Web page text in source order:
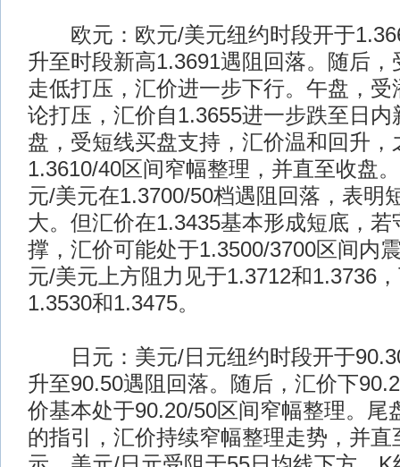
欧元：欧元/美元纽约时段开于
升至时段新高1.3691遇阻回落。随后
走低打压，汇价进一步下行。午盘，受
论打压，汇价自1.3655进一步跌至日内
盘，受短线买盘支持，汇价温和回升，
1.3610/40区间窄幅整理，并直至收盘
元/美元在1.3700/50档遇阻回落，表明
大。但汇价在1.3435基本形成短底，若
撑，汇价可能处于1.3500/3700区间内
元/美元上方阻力见于1.3712和1.3736
1.3530和1.3475。
日元：美元/日元纽约时段开于
升至90.50遇阻回落。随后，汇价下
价基本处于90.20/50区间窄幅整理。尾
的指引，汇价持续窄幅整理走势，并直